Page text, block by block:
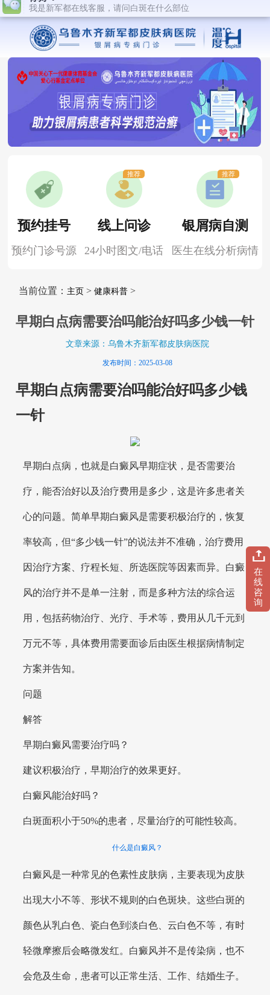
预约挂号
预约门诊号源
线上问诊
24小时图文/电话
推荐
银屑病自测
医生在线分析病情
推荐
当前位置： 主页> 健康科普>
早期白点病需要治吗能治好吗多少钱一针
文章来源：乌鲁木齐新军都皮肤病医院
发布时间：2025-03-08
早期白点病需要治吗能治好吗多少钱
一针
早期白点病，也就是白癜风早期症状，是否需要治
疗，能否治好以及治疗费用是多少，这是许多患者关
心的问题。简单早期白癜风是需要积极治疗的，恢复
率较高，但“多少钱一针”的说法并不准确，治疗费用
因治疗方案、疗程长短、所选医院等因素而异。白癜
风的治疗并不是单一注射，而是多种方法的综合运
用，包括药物治疗、光疗、手术等，费用从几千元到
万元不等，具体费用需要面诊后由医生根据病情制定
方案并告知。
问题
解答
早期白癜风需要治疗吗？
建议积极治疗，早期治疗的效果更好。
白癜风能治好吗？
白斑面积小于50%的患者，尽量治疗的可能性较高。
什么是白癜风？
白癜风是一种常见的色素性皮肤病，主要表现为皮肤
出现大小不等、形状不规则的白色斑块。这些白斑的
颜色从乳白色、瓷白色到淡白色、云白色不等，有时
轻微摩擦后会略微发红。白癜风并不是传染病，也不
会危及生命，患者可以正常生活、工作、结婚生子。
在
线
咨
询